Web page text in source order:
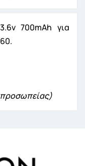
700mAh για